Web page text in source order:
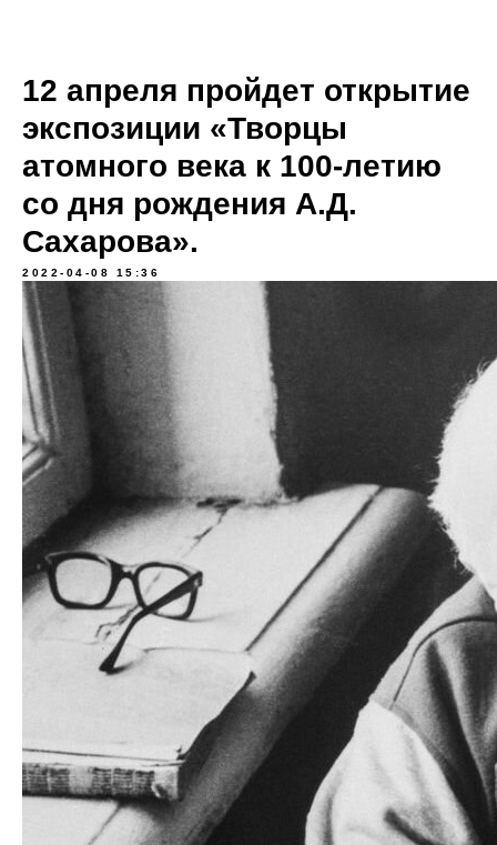
12 апреля пройдет открытие
экспозиции «Творцы
атомного века к 100-летию
со дня рождения А.Д.
Сахарова».
2022-04-08 15:36